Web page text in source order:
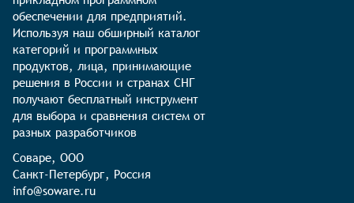
обеспечении для предприятий.
Используя наш обширный каталог
категорий и программных
продуктов, лица, принимающие
решения в России и странах СНГ
получают бесплатный инструмент
для выбора и сравнения систем от
разных разработчиков
Соваре, ООО
Санкт-Петербург, Россия
info@soware.ru